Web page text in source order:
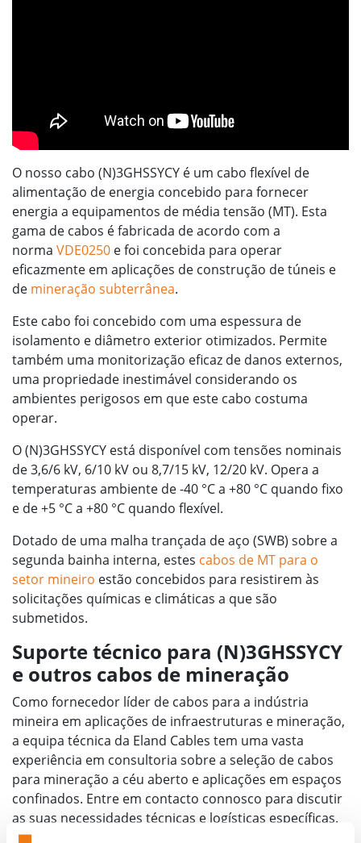
O nosso cabo (N)3GHSSYCY é um cabo flexível de
alimentação de energia concebido para fornecer
energia a equipamentos de média tensão (MT). Esta
gama de cabos é fabricada de acordo com a
norma VDE0250 e foi concebida para operar
eficazmente em aplicações de construção de túneis e
de mineração subterrânea.
Este cabo foi concebido com uma espessura de
isolamento e diâmetro exterior otimizados. Permite
também uma monitorização eficaz de danos externos,
uma propriedade inestimável considerando os
ambientes perigosos em que este cabo costuma
operar.
O (N)3GHSSYCY está disponível com tensões nominais
de 3,6/6 kV, 6/10 kV ou 8,7/15 kV, 12/20 kV. Opera a
temperaturas ambiente de -40 °C a +80 °C quando fixo
e de +5 °C a +80 °C quando flexível.
Dotado de uma malha trançada de aço (SWB) sobre a
segunda bainha interna, estes cabos de MT para o
setor mineiro estão concebidos para resistirem às
solicitações químicas e climáticas a que são
submetidos.
Suporte técnico para (N)3GHSSYCY
e outros cabos de mineração
Como fornecedor líder de cabos para a indústria
mineira em aplicações de infraestruturas e mineração,
a equipa técnica da Eland Cables tem uma vasta
experiência em consultoria sobre a seleção de cabos
para mineração a céu aberto e aplicações em espaços
confinados. Entre em contacto connosco para discutir
as suas necessidades técnicas e logísticas específicas.